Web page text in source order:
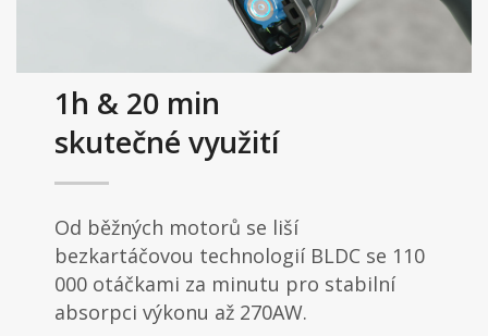
1h & 20 min
skutečné využití
Od běžných motorů se liší
bezkartáčovou technologií BLDC se 110
000 otáčkami za minutu pro stabilní
absorpci výkonu až 270AW.